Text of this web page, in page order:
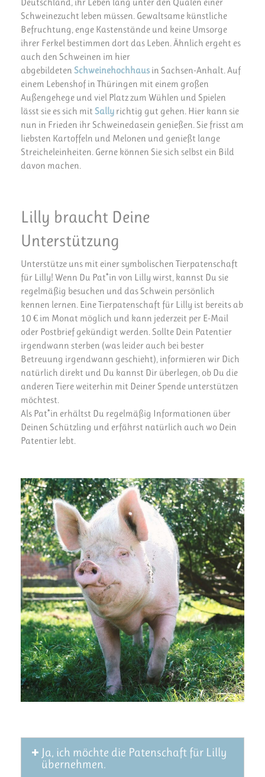
Schweinezucht leben müssen. Gewaltsame künstliche
Befruchtung, enge Kastenstände und keine Umsorge
ihrer Ferkel bestimmen dort das Leben. Ähnlich ergeht es
auch den Schweinen im hier
abgebildeten Schweinehochhaus in Sachsen-Anhalt. Auf
einem Lebenshof in Thüringen mit einem großen
Außengehege und viel Platz zum Wühlen und Spielen
lässt sie es sich mit Sally richtig gut gehen. Hier kann sie
nun in Frieden ihr Schweinedasein genießen. Sie frisst am
liebsten Kartoffeln und Melonen und genießt lange
Streicheleinheiten. Gerne können Sie sich selbst ein Bild
davon machen.
Lilly braucht Deine
Unterstützung
Unterstütze uns mit einer symbolischen Tierpatenschaft
für Lilly! Wenn Du Pat*in von Lilly wirst, kannst Du sie
regelmäßig besuchen und das Schwein persönlich
kennen lernen. Eine Tierpatenschaft für Lilly ist bereits ab
10 € im Monat möglich und kann jederzeit per E-Mail
oder Postbrief gekündigt werden. Sollte Dein Patentier
irgendwann sterben (was leider auch bei bester
Betreuung irgendwann geschieht), informieren wir Dich
natürlich direkt und Du kannst Dir überlegen, ob Du die
anderen Tiere weiterhin mit Deiner Spende unterstützen
möchtest.
Als Pat*in erhältst Du regelmäßig Informationen über
Deinen Schützling und erfährst natürlich auch wo Dein
Patentier lebt.
Ja, ich möchte die Patenschaft für Lilly
übernehmen.